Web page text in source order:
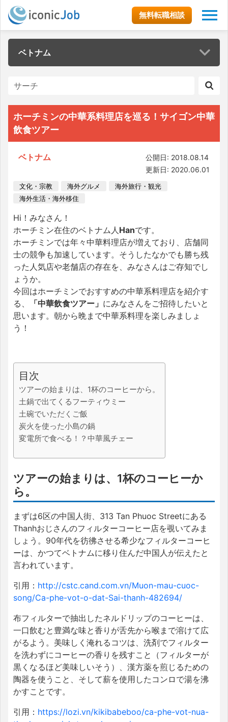
無料転職相談
ベトナム
ホーチミンの中華系料理店を巡る！サイゴン中華
飲食ツアー
ベトナム
公開日: 2018.08.14
更新日: 2020.06.01
文化・宗教 海外グルメ
海外旅行・観光
海外生活・海外移住
Hi！みなさん！
ホーチミン在住のベトナム人Hanです。
ホーチミンでは年々中華料理店が増えており、店舗同
士の競争も加速しています。そうしたなかでも勝ち残
った人気店や老舗店の存在を、みなさんはご存知でし
ょうか。
今回はホーチミンでおすすめの中華系料理店を紹介す
る、
「中華飲食ツアー」 にみなさんをご招待したいと
思います。朝から晩まで中華系料理を楽しみましょ
う！
目次
ツアーの始まりは、1杯のコーヒーから。
土鍋で出てくるフーティウミー
土碗でいただくご飯
炭火を使った小島の鍋
変電所で食べる！？中華風チェー
ツアーの始まりは、1杯のコーヒーか
ら。
まずは6区の中国人街、313 Tan Phuoc Streetにある
Thanhおじさんのフィルターコーヒー店を覗いてみま
しょう。90年代を彷彿させる希少なフィルターコーヒ
ーは、かつてベトナムに移り住んだ中国人が伝えたと
言われています。
引用： http://cstc.cand.com.vn/Muon-mau-cuoc-
song/Ca-phe-vot-o-dat-Sai-thanh-482694/
布フィルターで抽出したネルドリップのコーヒーは、
一口飲むと豊満な味と香りが舌先から喉まで溶けて広
がるよう。美味しく淹れるコツは、洗剤でフィルター
を洗わずにコーヒーの香りを残すこと（フィルターが
黒くなるほど美味しいそう）、漢方薬を煎じるための
陶器を使うこと、そして薪を使用したコンロで湯を沸
かすことです。
引用： https://lozi.vn/kikibabeboo/ca-phe-vot-nua-